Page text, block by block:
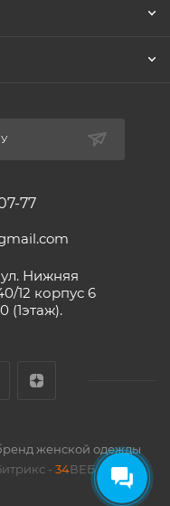
77
Нижняя
12 корпус 6
(1этаж).
женской одежды
- 34ВЕБ